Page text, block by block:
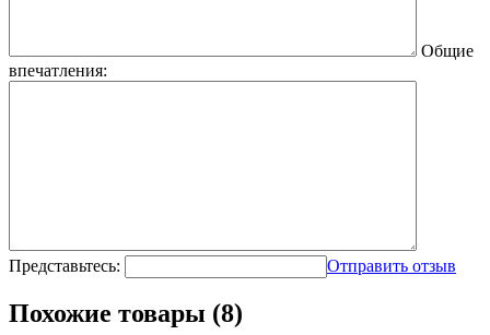
Общие
впечатления:
Представьтесь: Отправить отзыв
Похожие товары (8)